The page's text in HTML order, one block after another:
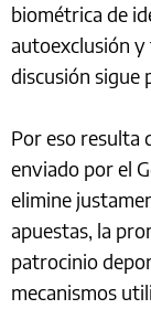
biométrica de
autoexclusión y
discusión sigue
Por eso resulta
enviado por el
elimine
apuestas, la
patrocinio
mecanismos